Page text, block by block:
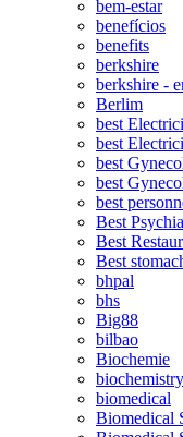
bem-estar
benefícios
benefits
berkshire
berkshire -
Berlim
best
best
best
best
best
Best
Best
Best
bhpal
bhs
Big88
bilbao
Biochemie
biochemistry
biomedical
Biomedical